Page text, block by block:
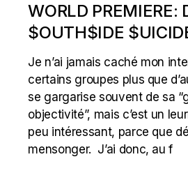
WORLD PREMIERE:
$OUTH$IDE
Je n’ai jamais caché mon
certains groupes plus que
se gargarise souvent de sa
objectivité”, mais c’est un
peu intéressant, parce que
mensonger. J’ai donc, au f